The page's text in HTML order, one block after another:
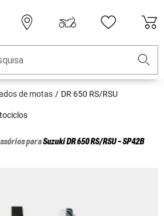
de motas DR 650 RS/RSU
paraSuzukiDR 650 RS/RSU - SP42B